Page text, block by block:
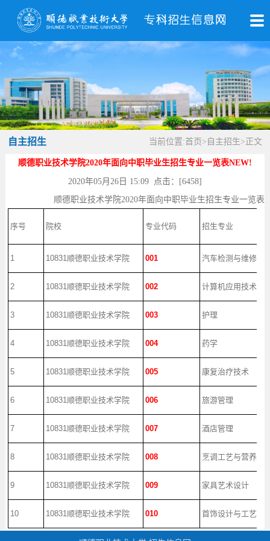
自主招生 当前位置:首页 > 自主招生> 正文
顺德职业技术学院2020年面向中职毕业生招生专业一览表NEW!
2020年05月26日 15:09 点击：[6458]
顺德职业技术学院2020年面向中职毕业生招生专业一览表
序号 院校 专业代码 招生专业
1 10831顺德职业技术学院 001 汽车检测与维修技
2 10831顺德职业技术学院 002 计算机应用技术
3 10831顺德职业技术学院 003 护理
4 10831顺德职业技术学院 004 药学
5 10831顺德职业技术学院 005 康复治疗技术
6 10831顺德职业技术学院 006 旅游管理
7 10831顺德职业技术学院 007 酒店管理
8 10831顺德职业技术学院 008 烹调工艺与营养
9 10831顺德职业技术学院 009 家具艺术设计
10 10831顺德职业技术学院 010 首饰设计与工艺